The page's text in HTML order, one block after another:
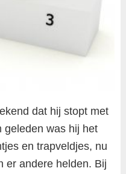
dat hij stopt met
geleden was hij het
en trapveldjes, nu
er andere helden. Bij